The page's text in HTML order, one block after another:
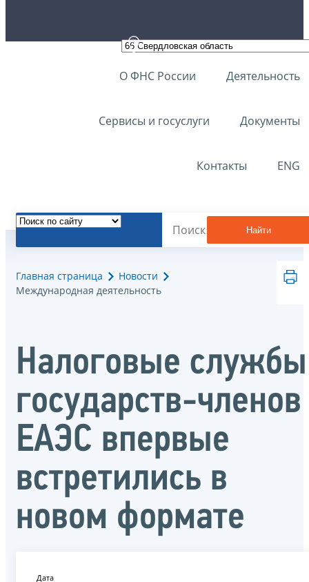
О ФНС России Деятельность
Сервисы и госуслуги Документы
Контакты ENG
Найти
Главная страница
Новости
Международная деятельность
Налоговые службы
государств-членов
ЕАЭС впервые
встретились в
новом формате
Дата